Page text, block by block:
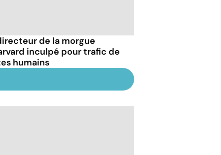
de la morgue
inculpé pour trafic de
humains